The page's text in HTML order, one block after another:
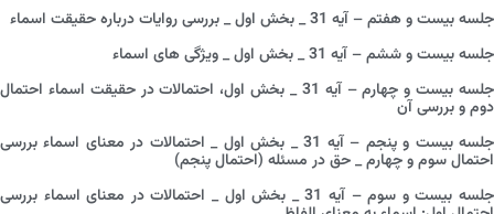
جلسه بیست و هفتم – آیه 31 _ بخش اول _ بررسی روایات درباره حقیقت اسماء
جلسه بیست و ششم – آیه 31 _ بخش اول _ ویژگی های اسماء
جلسه بیست و چهارم – آیه 31 _ بخش اول، احتمالات در حقیقت اسماء احتمال
دوم و بررسی آن
جلسه بیست و پنجم – آیه 31 _ بخش اول _ احتمالات در معنای اسماء بررسی
احتمال سوم و چهارم _ حق در مسئله (احتمال پنجم)
جلسه بیست و سوم – آیه 31 _ بخش اول _ احتمالات در معنای اسماء بررسی